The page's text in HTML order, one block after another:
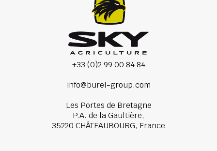
+33 (0)2 99 00 84 84
info@burel-group.com
Les Portes de Bretagne
P.A. de la Gaultière,
35220 CHÂTEAUBOURG, France